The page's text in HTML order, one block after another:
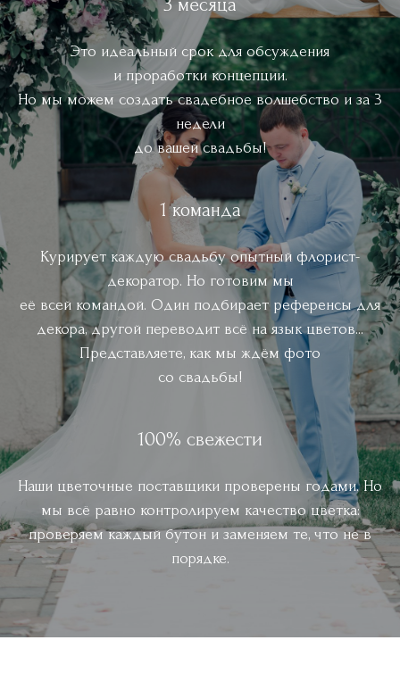
3 месяца
Это идеальный срок для обсуждения
и проработки концепции.
Но мы можем создать свадебное волшебство и за 3
недели
до вашей свадьбы!
1 команда
Курирует каждую свадьбу опытный флорист-
декоратор. Но готовим мы
её всей командой. Один подбирает референсы для
декора, другой переводит всё на язык цветов...
Представляете, как мы ждём фото
со свадьбы!
100% свежести
Наши цветочные поставщики проверены годами. Но
мы всё равно контролируем качество цветка:
проверяем каждый бутон и заменяем те, что не в
порядке.